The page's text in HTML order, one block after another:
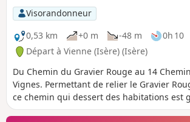
Visorandonneur
0,53 km
+0 m -48 m 0h 10
Départ à Vienne (Isère) (Isère)
Du Chemin du Gravier Rouge au 14
Vignes. Permettant de relier le Gravier
ce chemin qui dessert des habitations est
sa partie haute. Ensuite il passe en sous-